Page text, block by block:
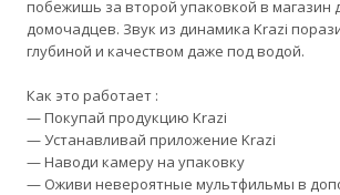
побежишь за второй упаковкой в магазин
домочадцев. Звук из динамика Krazi
глубиной и качеством даже под водой.
Как это работает :
— Покупай продукцию Krazi
— Устанавливай приложение Krazi
— Наводи камеру на упаковку
— Оживи невероятные мультфильмы в